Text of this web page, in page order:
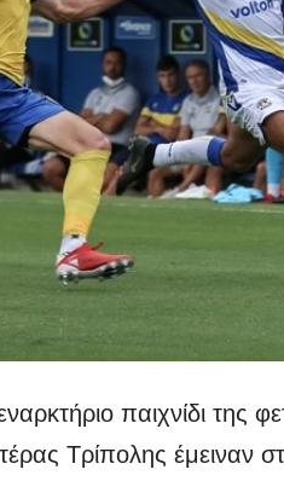
παιχνίδι της
Τρίπολης έμειναν